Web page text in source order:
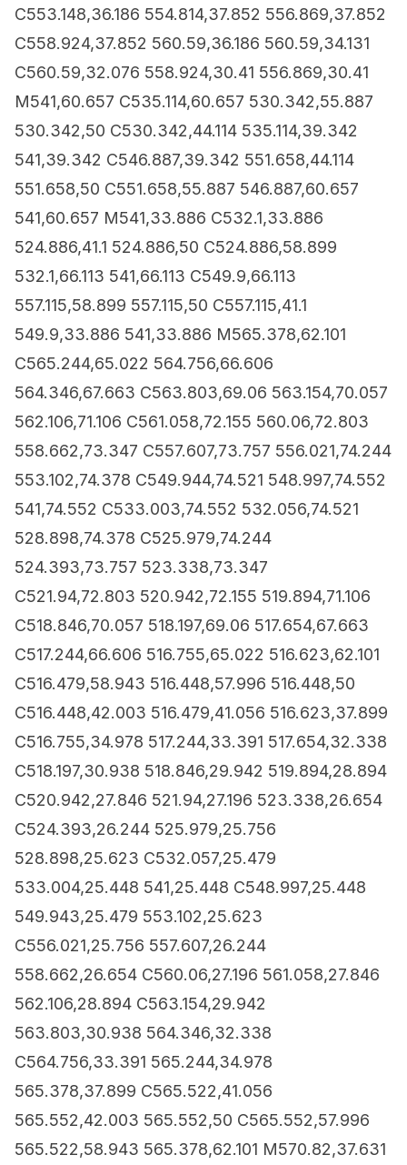
C553.148,36.186 554.814,37.852 556.869,37.852
C558.924,37.852 560.59,36.186 560.59,34.131
C560.59,32.076 558.924,30.41 556.869,30.41
M541,60.657 C535.114,60.657 530.342,55.887
530.342,50 C530.342,44.114 535.114,39.342
541,39.342 C546.887,39.342 551.658,44.114
551.658,50 C551.658,55.887 546.887,60.657
541,60.657 M541,33.886 C532.1,33.886
524.886,41.1 524.886,50 C524.886,58.899
532.1,66.113 541,66.113 C549.9,66.113
557.115,58.899 557.115,50 C557.115,41.1
549.9,33.886 541,33.886 M565.378,62.101
C565.244,65.022 564.756,66.606
564.346,67.663 C563.803,69.06 563.154,70.057
562.106,71.106 C561.058,72.155 560.06,72.803
558.662,73.347 C557.607,73.757 556.021,74.244
553.102,74.378 C549.944,74.521 548.997,74.552
541,74.552 C533.003,74.552 532.056,74.521
528.898,74.378 C525.979,74.244
524.393,73.757 523.338,73.347
C521.94,72.803 520.942,72.155 519.894,71.106
C518.846,70.057 518.197,69.06 517.654,67.663
C517.244,66.606 516.755,65.022 516.623,62.101
C516.479,58.943 516.448,57.996 516.448,50
C516.448,42.003 516.479,41.056 516.623,37.899
C516.755,34.978 517.244,33.391 517.654,32.338
C518.197,30.938 518.846,29.942 519.894,28.894
C520.942,27.846 521.94,27.196 523.338,26.654
C524.393,26.244 525.979,25.756
528.898,25.623 C532.057,25.479
533.004,25.448 541,25.448 C548.997,25.448
549.943,25.479 553.102,25.623
C556.021,25.756 557.607,26.244
558.662,26.654 C560.06,27.196 561.058,27.846
562.106,28.894 C563.154,29.942
563.803,30.938 564.346,32.338
C564.756,33.391 565.244,34.978
565.378,37.899 C565.522,41.056
565.552,42.003 565.552,50 C565.552,57.996
565.522,58.943 565.378,62.101 M570.82,37.631